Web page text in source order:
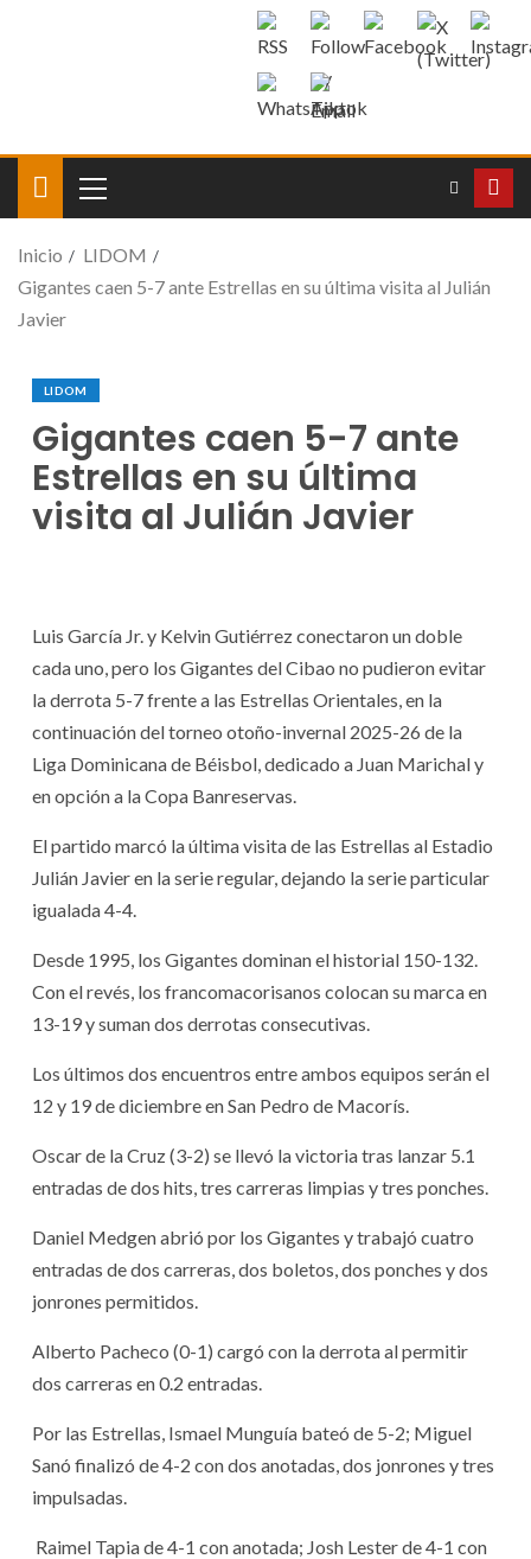
Inicio
LIDOM
Gigantes caen 5-7 ante Estrellas en su última visita al Julián
Javier
LIDOM
Gigantes caen 5-7 ante
Estrellas en su última
visita al Julián Javier
Luis García Jr. y Kelvin Gutiérrez conectaron un doble
cada uno, pero los Gigantes del Cibao no pudieron evitar
la derrota 5-7 frente a las Estrellas Orientales, en la
continuación del torneo otoño-invernal 2025-26 de la
Liga Dominicana de Béisbol, dedicado a Juan Marichal y
en opción a la Copa Banreservas.
El partido marcó la última visita de las Estrellas al Estadio
Julián Javier en la serie regular, dejando la serie particular
igualada 4-4.
Desde 1995, los Gigantes dominan el historial 150-132.
Con el revés, los francomacorisanos colocan su marca en
13-19 y suman dos derrotas consecutivas.
Los últimos dos encuentros entre ambos equipos serán el
12 y 19 de diciembre en San Pedro de Macorís.
Oscar de la Cruz (3-2) se llevó la victoria tras lanzar 5.1
entradas de dos hits, tres carreras limpias y tres ponches.
Daniel Medgen abrió por los Gigantes y trabajó cuatro
entradas de dos carreras, dos boletos, dos ponches y dos
jonrones permitidos.
Alberto Pacheco (0-1) cargó con la derrota al permitir
dos carreras en 0.2 entradas.
Por las Estrellas, Ismael Munguía bateó de 5-2; Miguel
Sanó finalizó de 4-2 con dos anotadas, dos jonrones y tres
impulsadas.
Raimel Tapia de 4-1 con anotada; Josh Lester de 4-1 con